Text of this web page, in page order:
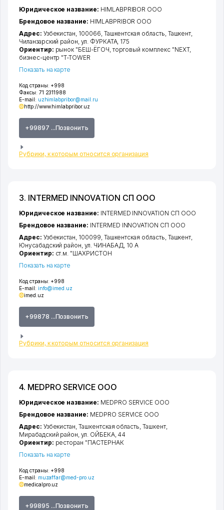
Код страны: +998
Факсы: 71 2311988
E-mail: uzhimlabpribor@mail.ru
http://www.himlabpribor.uz
+99897 ...Позвонить
Рубрики, к которым относится организация
Юридическое название: HIMLABPRIBOR ООО
Брендовое название: HIMLABPRIBOR ООО
Адрес: Узбекистан, 100066, Ташкентская область, Ташкент,
Чиланзарский район,ул. ФУРКАТА, 175
Ориентир: рынок "БЕШ-ЁГОЧ, торговый комплекс "NEXT,
бизнес-центр "T-TOWER
Показать на карте
3. INTERMED INNOVATION СП ООО
Код страны: +998
E-mail: info@imed.uz
imed.uz
+99878 ...Позвонить
Рубрики, к которым относится организация
Юридическое название: INTERMED INNOVATION СП ООО
Брендовое название: INTERMED INNOVATION СП ООО
Адрес: Узбекистан, 100099, Ташкентская область, Ташкент,
Юнусабадский район,ул. ЧИНАБАД, 10 А
Ориентир: ст.м. "ШАХРИСТОН
Показать на карте
4. MEDPRO SERVICE ООО
Код страны: +998
E-mail: muzaffar@med-pro.uz
medicalpro.uz
+99895 ...Позвонить
Юридическое название: MEDPRO SERVICE ООО
Брендовое название: MEDPRO SERVICE ООО
Адрес: Узбекистан,Ташкентская область ,Ташкент,
Мирабадский район ,ул. ОЙБЕКА, 44
Ориентир: ресторан "ПАСТЕРНАК
Показать на карте